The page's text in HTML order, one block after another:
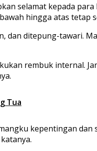
selamat kepada
hingga atas tetap
ditepung-tawari.
rembuk internal.
Tua
kepentingan dan